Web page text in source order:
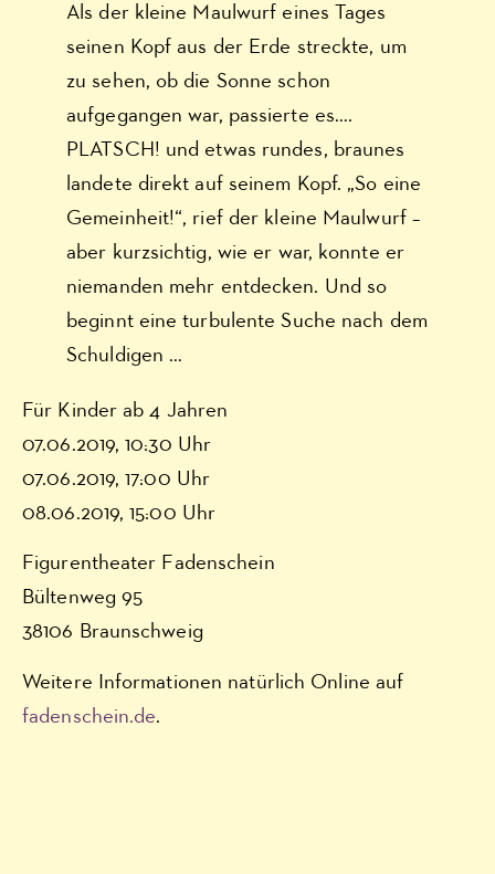
Als der kleine Maulwurf eines Tages
seinen Kopf aus der Erde streckte, um
zu sehen, ob die Sonne schon
aufgegangen war, passierte es….
PLATSCH! und etwas rundes, braunes
landete direkt auf seinem Kopf. „So eine
Gemeinheit!“, rief der kleine Maulwurf –
aber kurzsichtig, wie er war, konnte er
niemanden mehr entdecken. Und so
beginnt eine turbulente Suche nach dem
Schuldigen …
Für Kinder ab 4 Jahren
07.06.2019, 10:30 Uhr
07.06.2019, 17:00 Uhr
08.06.2019, 15:00 Uhr
Figurentheater Fadenschein
Bültenweg 95
38106 Braunschweig
Weitere Informationen natürlich Online auf
fadenschein.de.